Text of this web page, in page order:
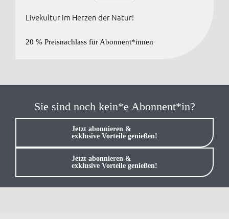
Livekultur im Herzen der Natur!
20 % Preisnachlass für Abonnent*innen
Sie sind noch kein*e Abonnent*in?
Jetzt abonnieren &
exklusive Vorteile genießen!
Jetzt abonnieren &
exklusive Vorteile genießen!